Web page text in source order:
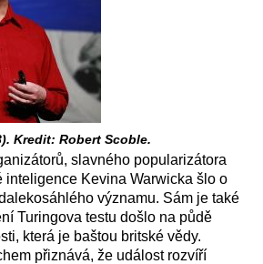
Kredit: Robert Scoble.
slavného popularizátora
inteligence Kevina Warwicka šlo o
významu. Sám je také
Turingova testu došlo na půdě
která je baštou britské vědy.
přiznává, že událost rozvíří